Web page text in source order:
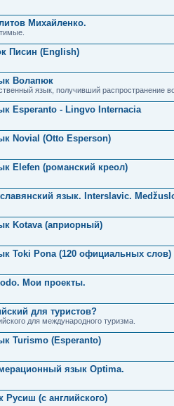
Михайленко.
Писин (English)
Волапюк
язык, получивший распространение
Esperanto - Lingvo Internacia
Novial (Otto Esperson)
Elefen (романский креол)
язык. Interslavic.
Kotava (априорный)
Toki Pona (120 официальных слов)
Мои проекты.
для туристов?
для международного туризма.
Turismo (Esperanto)
язык Optima.
(с английского)